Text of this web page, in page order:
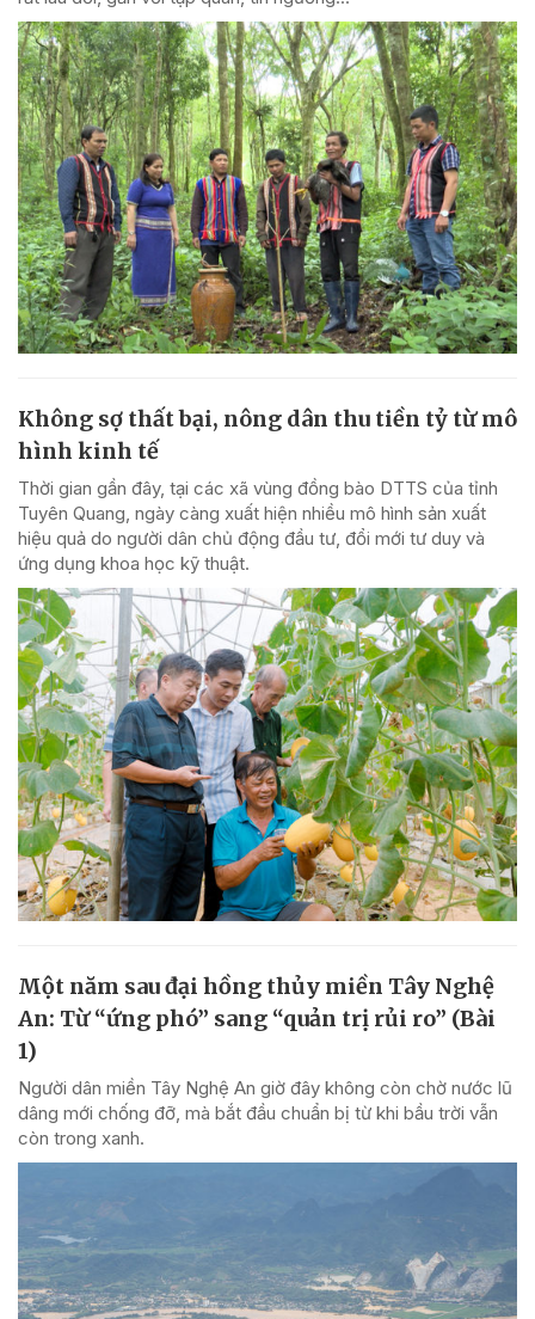
Không sợ thất bại, nông dân thu tiền tỷ từ mô
hình kinh tế
Thời gian gần đây, tại các xã vùng đồng bào DTTS của tỉnh
Tuyên Quang, ngày càng xuất hiện nhiều mô hình sản xuất
hiệu quả do người dân chủ động đầu tư, đổi mới tư duy và
ứng dụng khoa học kỹ thuật.
Một năm sau đại hồng thủy miền Tây Nghệ
An: Từ “ứng phó” sang “quản trị rủi ro” (Bài
1)
Người dân miền Tây Nghệ An giờ đây không còn chờ nước lũ
dâng mới chống đỡ, mà bắt đầu chuẩn bị từ khi bầu trời vẫn
còn trong xanh.